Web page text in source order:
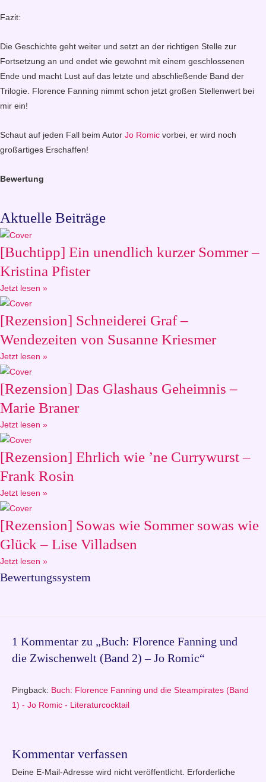
Fazit:
Die Geschichte geht weiter und setzt an der richtigen Stelle zur
Fortsetzung an und endet wie gewohnt mit einem geschlossenen
Ende und macht Lust auf das letzte und abschließende Band der
Trilogie. Florence Fanning nimmt schon jetzt großen Stellenwert bei
mir ein!
Schaut auf jeden Fall beim Autor Jo Romic vorbei, er wird noch
großartiges Erschaffen!
Bewertung
Aktuelle Beiträge
[Buchtipp] Ein unendlich kurzer Sommer –
Kristina Pfister
Jetzt lesen »
[Rezension] Schneiderei Graf –
Wendezeiten von Susanne Kriesmer
Jetzt lesen »
[Rezension] Das Glashaus Geheimnis –
Marie Braner
Jetzt lesen »
[Rezension] Ehrlich wie ’ne Currywurst –
Frank Rosin
Jetzt lesen »
[Rezension] Sowas wie Sommer sowas wie
Glück – Lise Villadsen
Jetzt lesen »
Bewertungssystem
1 Kommentar zu „Buch: Florence Fanning und
die Zwischenwelt (Band 2) – Jo Romic“
Pingback: Buch: Florence Fanning und die Steampirates (Band
1) - Jo Romic - Literaturcocktail
Kommentar verfassen
Deine E-Mail-Adresse wird nicht veröffentlicht. Erforderliche